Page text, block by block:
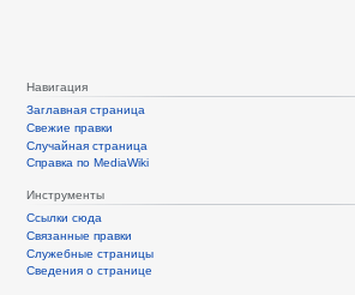
Навигация
Заглавная страница
Свежие правки
Случайная страница
Справка по MediaWiki
Инструменты
Ссылки сюда
Связанные правки
Служебные страницы
Сведения о странице